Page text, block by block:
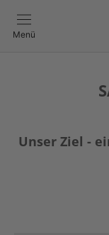
zum
Inhalt
Menü
Unser Ziel -